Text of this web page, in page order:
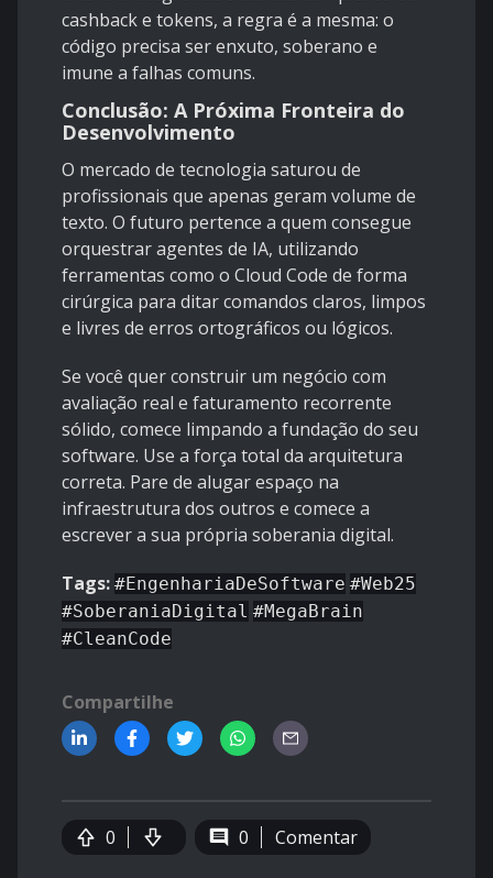
cashback e tokens, a regra é a mesma: o
código precisa ser enxuto, soberano e
imune a falhas comuns.
Conclusão: A Próxima Fronteira do
Desenvolvimento
O mercado de tecnologia saturou de
profissionais que apenas geram volume de
texto. O futuro pertence a quem consegue
orquestrar agentes de IA, utilizando
ferramentas como o Cloud Code de forma
cirúrgica para ditar comandos claros, limpos
e livres de erros ortográficos ou lógicos.
Se você quer construir um negócio com
avaliação real e faturamento recorrente
sólido, comece limpando a fundação do seu
software. Use a força total da arquitetura
correta. Pare de alugar espaço na
infraestrutura dos outros e comece a
escrever a sua própria soberania digital.
Tags: #EngenhariaDeSoftware #Web25
#SoberaniaDigital #MegaBrain
#CleanCode
Compartilhe
0 0 Comentar